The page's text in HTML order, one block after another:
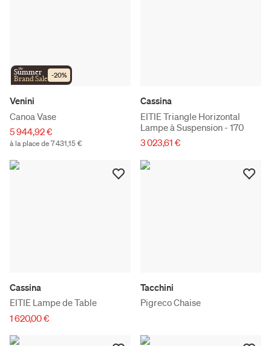
the
Summer
Brand Sale -20%
Venini
Canoa Vase
5 944,92 €
à la place de 7 431,15 €
Cassina
EITIE Triangle Horizontal
Lampe à Suspension - 170
3 023,61 €
Cassina
EITIE Lampe de Table
1 620,00 €
Tacchini
Pigreco Chaise